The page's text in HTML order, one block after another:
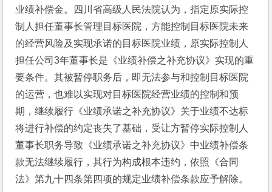
业绩补偿金。四川省高级人民法院认为，指定原实际控
制人担任董事长管理目标医院，方能控制目标医院未来
的经营风险及实现承诺的目标医院业绩，原实际控制人
担任公司3年董事长是《业绩补偿之补充协议》实现的重
要条件。其被暂停职务后，即无法参与和控制目标医院
的运营，也难以实现对目标医院经营业绩的控制和预
期，继续履行《业绩承诺之补充协议》关于业绩不达标
将进行补偿的约定丧失了基础，受让方暂停实际控制人
董事长职务导致《业绩承诺之补充协议》中业绩补偿条
款无法继续履行，其行为构成根本违约，依照《合同
法》第九十四条第四项的规定业绩补偿条款应予解除。